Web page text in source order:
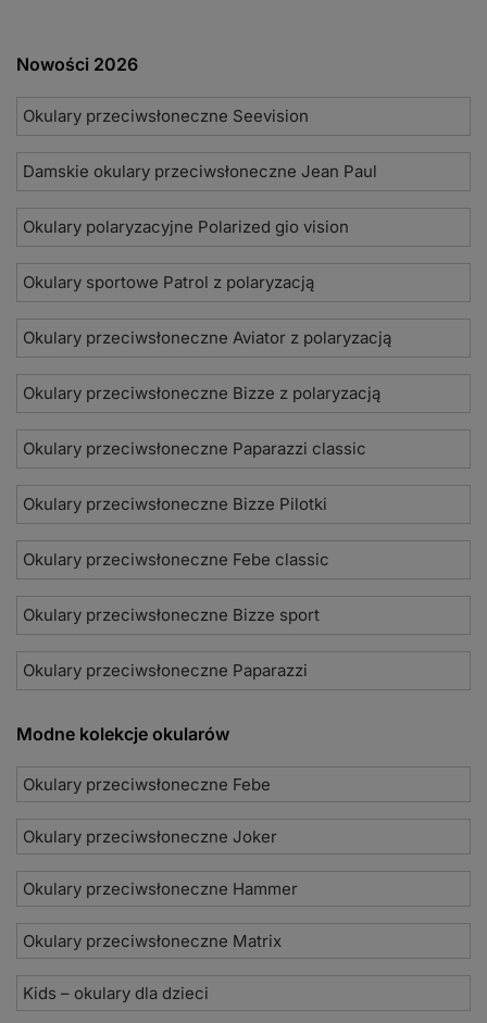
Nowości 2026
Okulary przeciwsłoneczne Seevision
Damskie okulary przeciwsłoneczne Jean Paul
Okulary polaryzacyjne Polarized gio vision
Okulary sportowe Patrol z polaryzacją
Okulary przeciwsłoneczne Aviator z polaryzacją
Okulary przeciwsłoneczne Bizze z polaryzacją
Okulary przeciwsłoneczne Paparazzi classic
Okulary przeciwsłoneczne Bizze Pilotki
Okulary przeciwsłoneczne Febe classic
Okulary przeciwsłoneczne Bizze sport
Okulary przeciwsłoneczne Paparazzi
Modne kolekcje okularów
Okulary przeciwsłoneczne Febe
Okulary przeciwsłoneczne Joker
Okulary przeciwsłoneczne Hammer
Okulary przeciwsłoneczne Matrix
Kids – okulary dla dzieci